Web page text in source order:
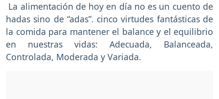
La alimentación de hoy en día no es un cuento de
hadas sino de “adas”. cinco virtudes fantásticas de
la comida para mantener el balance y el equilibrio
en nuestras vidas: Adecuada, Balanceada,
Controlada, Moderada y Variada.